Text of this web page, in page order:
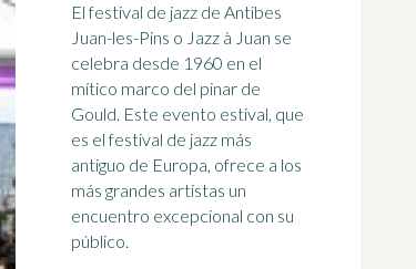
El festival de jazz de Antibes
Juan-les-Pins o Jazz à Juan se
celebra desde 1960 en el
mítico marco del pinar de
Gould. Este evento estival, que
es el festival de jazz más
antiguo de Europa, ofrece a los
más grandes artistas un
encuentro excepcional con su
público.